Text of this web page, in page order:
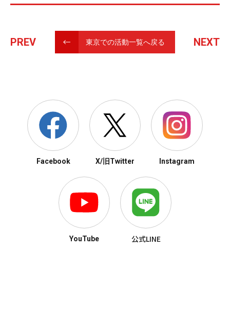
PREV 東京での活動一覧へ戻る NEXT
Facebook X/旧Twitter Instagram
YouTube 公式LINE